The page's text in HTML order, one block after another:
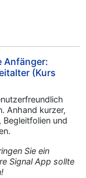
Anfänger:
(Kurs
Anhand kurzer,
und
Sie ein
Signal App sollte